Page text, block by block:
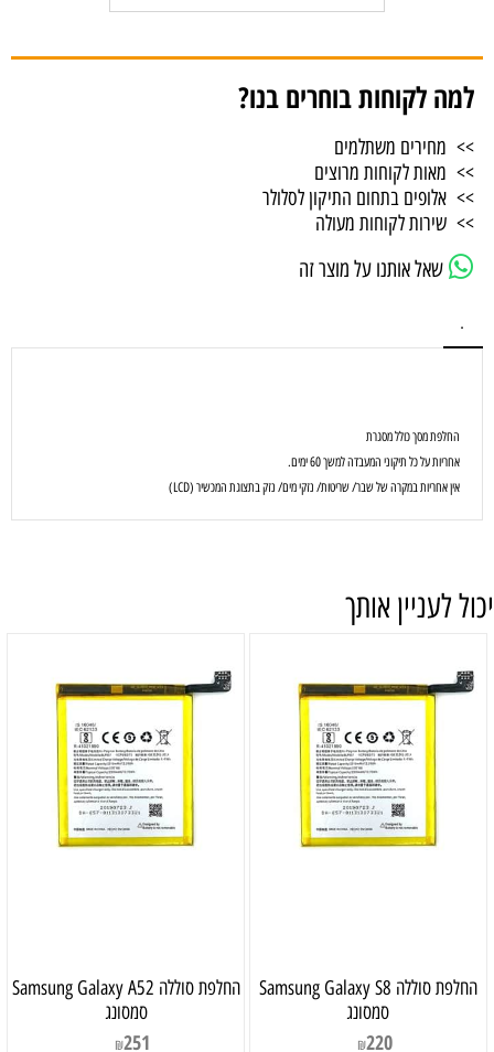
למה לקוחות בוחרים בנו?
>> מחירים משתלמים
>> מאות לקוחות מרוצים
>> אלופים בתחום התיקון לסלולר
>> שירות לקוחות מעולה
שאל אותנו על מוצר זה
.
החלפת מסך כולל מסגרת
אחריות על כל תיקוני המעבדה למשך 60 ימים.
אין אחריות במקרה של שבר/ שריטות/ נזקי מים/ נזק בתצוגת המכשיר (LCD)
יכול לעניין אותך
‏החלפת סוללה Samsung Galaxy S8
סמסונג
₪220
‏החלפת סוללה Samsung Galaxy A52
סמסונג
₪251